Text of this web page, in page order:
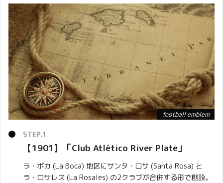
football emblem
【1901】「Club Atlético River Plate」
ラ・ボカ (La Boca) 地区にサンタ・ロサ (Santa Rosa) と
ラ・ロサレス (La Rosales) の2クラブが合併する形で創設。